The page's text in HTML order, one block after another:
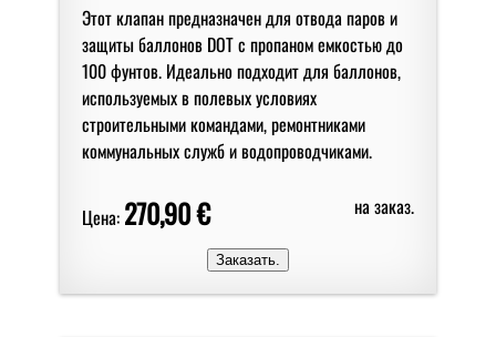
Этот клапан предназначен для отвода паров и
защиты баллонов DOT с пропаном емкостью до
100 фунтов. Идеально подходит для баллонов,
используемых в полевых условиях
строительными командами, ремонтниками
коммунальных служб и водопроводчиками.
Цена: 270,90 € на заказ.